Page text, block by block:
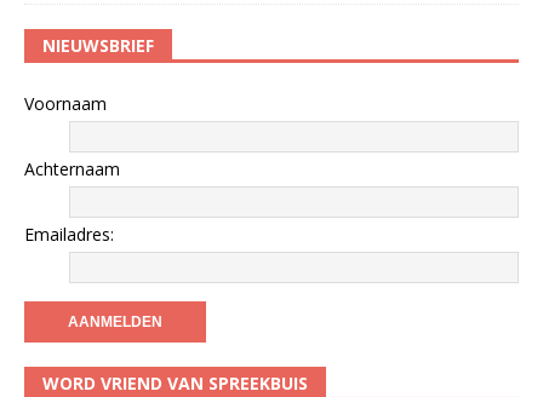
NIEUWSBRIEF
Voornaam
Achternaam
Emailadres:
WORD VRIEND VAN SPREEKBUIS